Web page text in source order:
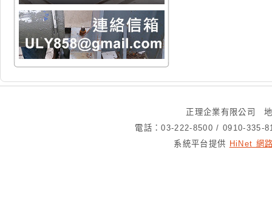
正理企業有限公司
電話：03-222-8500 / 0910-
系統平台提供 HiNet 網